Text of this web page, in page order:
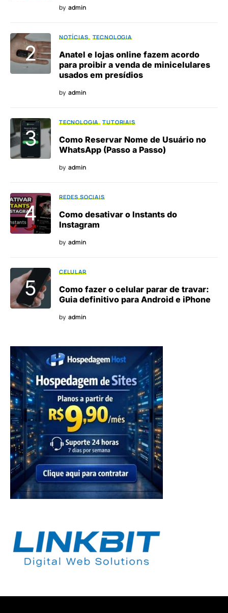
by admin
NOTÍCIAS TECNOLOGIA
Anatel e lojas online fazem acordo
para proibir a venda de minicelulares
usados em presídios
by admin
TECNOLOGIA TUTORIAIS
Como Reservar Nome de Usuário no
WhatsApp (Passo a Passo)
by admin
REDES SOCIAIS
Como desativar o Instants do
Instagram
by admin
CELULAR
Como fazer o celular parar de travar:
Guia definitivo para Android e iPhone
by admin